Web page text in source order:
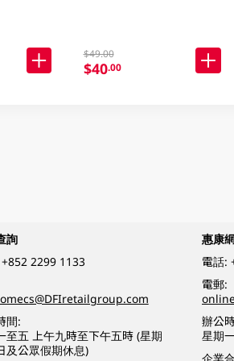
$49.00
$40.00
詢
+852 2299 1133
間:
至五 上午九時至下午五時 (星期
及公眾假期休息)
惠康
電話:
電郵:
辦公
星期